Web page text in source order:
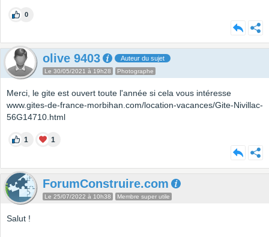
0
olive 9403 Auteur du sujet
Le 30/05/2021 à 19h28 Photographe
Merci, le gite est ouvert toute l'année si cela vous intéresse
www.gites-de-france-morbihan.com/location-vacances/Gite-Nivillac-
56G14710.html
1 1
ForumConstruire.com
Le 25/07/2022 à 10h38 Membre super utile
Salut !